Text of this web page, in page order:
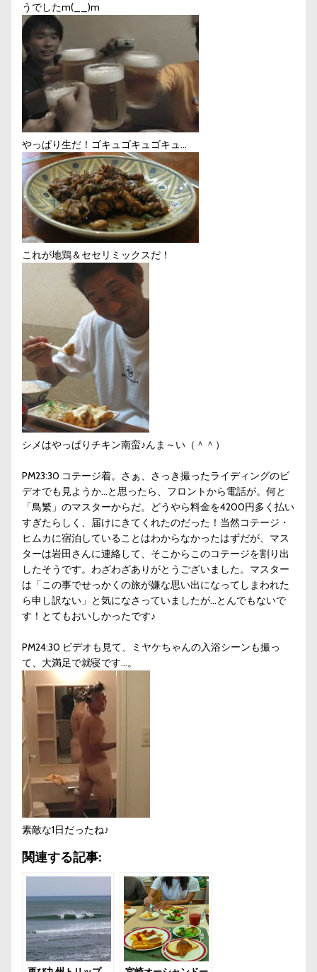
うでしたm(__)m
やっぱり生だ！ゴキュゴキュゴキュ…
これが地鶏＆セセリミックスだ！
シメはやっぱりチキン南蛮♪んま～い（＾＾）
PM23:30 コテージ着。さぁ、さっき撮ったライディングのビ
デオでも見ようか…と思ったら、フロントから電話が。何と
「鳥繁」のマスターからだ。どうやら料金を4200円多く払い
すぎたらしく、届けにきてくれたのだった！当然コテージ・
ヒムカに宿泊していることはわからなかったはずだが、マス
ターは岩田さんに連絡して、そこからこのコテージを割り出
したそうです。わざわざありがとうございました。マスター
は「この事でせっかくの旅が嫌な思い出になってしまわれた
ら申し訳ない」と気になさっていましたが…とんでもないで
す！とてもおいしかったです♪
PM24:30 ビデオも見て、ミヤケちゃんの入浴シーンも撮っ
て、大満足で就寝です…。
素敵な1日だったね♪
関連する記事: